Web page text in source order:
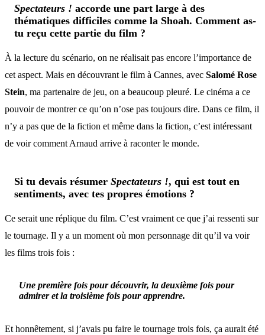
Spectateurs ! accorde une part large à des
thématiques difficiles comme la Shoah. Comment as-
tu reçu cette partie du film ?
À la lecture du scénario, on ne réalisait pas encore l’importance de
cet aspect. Mais en découvrant le film à Cannes, avec Salomé Rose
Stein, ma partenaire de jeu, on a beaucoup pleuré. Le cinéma a ce
pouvoir de montrer ce qu’on n’ose pas toujours dire. Dans ce film, il
n’y a pas que de la fiction et même dans la fiction, c’est intéressant
de voir comment Arnaud arrive à raconter le monde.
Si tu devais résumer Spectateurs !, qui est tout en
sentiments, avec tes propres émotions ?
Ce serait une réplique du film. C’est vraiment ce que j’ai ressenti sur
le tournage. Il y a un moment où mon personnage dit qu’il va voir
les films trois fois :
Une première fois pour découvrir, la deuxième fois pour
admirer et la troisième fois pour apprendre.
Et honnêtement, si j’avais pu faire le tournage trois fois, ça aurait été